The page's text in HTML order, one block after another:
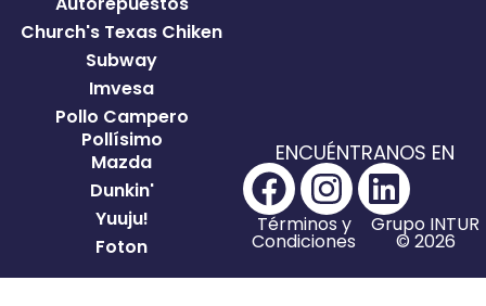
Church's Texas Chiken
Subway
Imvesa
Pollo Campero
Pollísimo
Mazda
Dunkin'
Yuuju!
Foton
ENCUÉNTRANOS EN
Términos y
Condiciones
Grupo INTUR
© 2026